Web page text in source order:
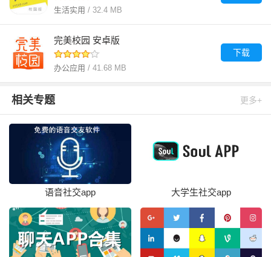
生活实用 / 32.4 MB
完美校园 安卓版
办公应用 / 41.68 MB
下载
相关专题 更多+
语音社交app 大学生社交app